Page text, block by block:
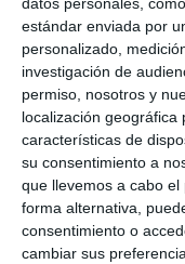
estándar enviada por
personalizado,
investigación de
permiso, nosotros y
localización geográfica
características de
su consentimiento a
que llevemos a cabo
forma alternativa,
consentimiento o
cambiar sus
El
al 8